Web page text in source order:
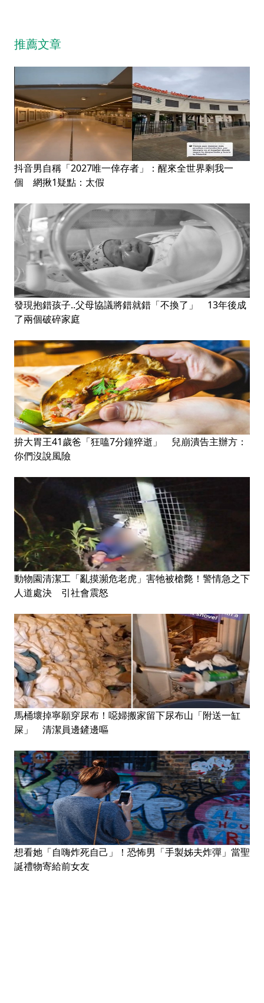
推薦文章
抖音男自稱「2027唯一倖存者」：醒來全世界剩我一
個 網揪1疑點：太假
發現抱錯孩子..父母協議將錯就錯「不換了」 13年後成
了兩個破碎家庭
拚大胃王41歲爸「狂嗑7分鐘猝逝」 兒崩潰告主辦方：
你們沒說風險
動物園清潔工「亂摸瀕危老虎」害牠被槍斃！警情急之下
人道處決 引社會震怒
馬桶壞掉寧願穿尿布！噁婦搬家留下尿布山「附送一缸
屎」 清潔員邊鏟邊嘔
想看她「自嗨炸死自己」！恐怖男「手製姊夫炸彈」當聖
誕禮物寄給前女友